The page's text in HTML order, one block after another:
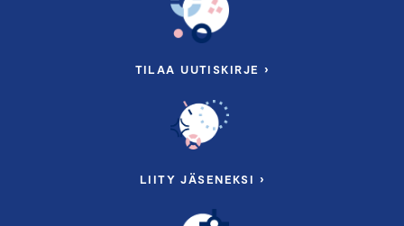
TILAA UUTISKIRJE ›
LIITY JÄSENEKSI ›